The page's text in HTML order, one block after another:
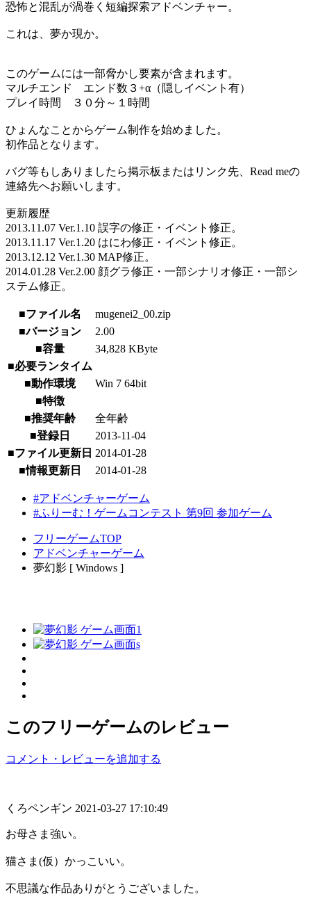
恐怖と混乱が渦巻く短編探索アドベンチャー。
これは、夢か現か。
このゲームには一部脅かし要素が含まれます。
マルチエンド エンド数３+α（隠しイベント有）
プレイ時間 ３０分～１時間
ひょんなことからゲーム制作を始めました。
初作品となります。
バグ等もしありましたら掲示板またはリンク先、Read meの
連絡先へお願いします。
更新履歴
2013.11.07 Ver.1.10 誤字の修正・イベント修正。
2013.11.17 Ver.1.20 はにわ修正・イベント修正。
2013.12.12 Ver.1.30 MAP修正。
2014.01.28 Ver.2.00 顔グラ修正・一部シナリオ修正・一部シ
ステム修正。
■ファイル名
mugenei2_00.zip
■バージョン
2.00
■容量
34,828 KByte
■必要ランタイム
■動作環境
Win 7 64bit
■特徴
■推奨年齢
全年齢
■登録日
2013-11-04
■ファイル更新日 2014-01-28
■情報更新日
2014-01-28
#アドベンチャーゲーム
#ふりーむ！ゲームコンテスト 第9回 参加ゲーム
フリーゲームTOP
アドベンチャーゲーム
夢幻影 [ Windows ]
このフリーゲームのレビュー
コメント・レビューを追加する
くろペンギン 2021-03-27 17:10:49
お母さま強い。
猫さま(仮）かっこいい。
不思議な作品ありがとうございました。